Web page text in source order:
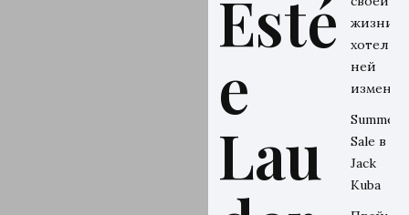
Esté
e
Lau
жизни и
хотел
ней
Summer
Sale в
Jack
Kuba